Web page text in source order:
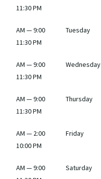
11:30 PM
Tuesday
9:00 AM —
11:30 PM
Wednesday
9:00 AM —
11:30 PM
Thursday
9:00 AM —
11:30 PM
Friday
2:00 AM —
10:00 PM
Saturday
9:00 AM —